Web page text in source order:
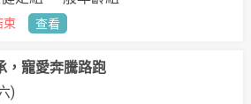
束 查看
)
，寵愛奔騰路跑